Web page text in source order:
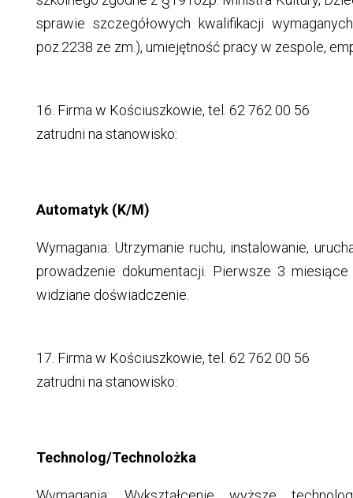
sprawie szczegółowych kwalifikacji
poz.2238 ze zm.), umiejętność pracy w zespole,
16. Firma w Kościuszkowie, tel. 62 762 00 56
zatrudni na stanowisko:
Automatyk (K/M)
Wymagania: Utrzymanie ruchu, instalowanie,
prowadzenie dokumentacji. Pierwsze 3
widziane doświadczenie.
17. Firma w Kościuszkowie, tel. 62 762 00 56
zatrudni na stanowisko:
Technolog/Technolożka